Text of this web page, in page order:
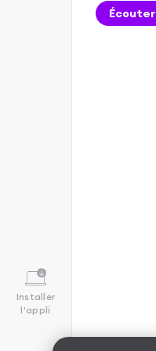
Installer
l'appli
Écouter